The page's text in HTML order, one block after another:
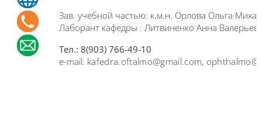
Зав. учебной частью: к.м.н. Орлова Ольга
Лаборант кафедры : Литвиненко Анна
Тел.: 8(903) 766-49-10
e-mail: kafedra.oftalmo@gmail.com,